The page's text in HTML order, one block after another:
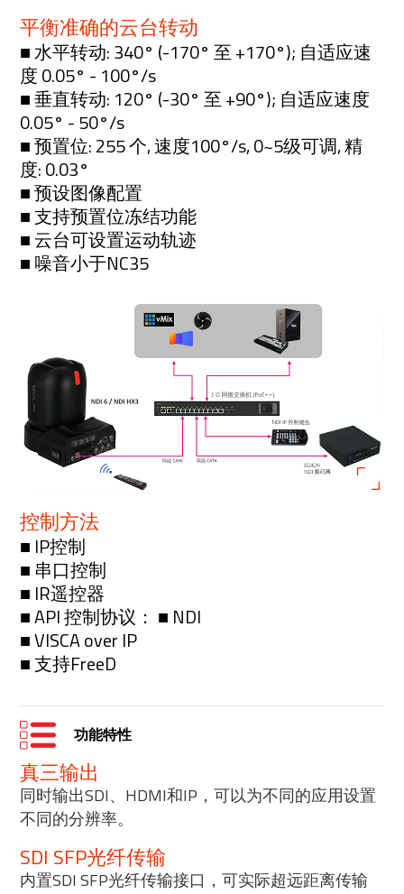
平衡准确的云台转动
■ 水平转动: 340° (-170° 至 +170°); 自适应速
度 0.05° - 100°/s
■ 垂直转动: 120° (-30° 至 +90°); 自适应速度
0.05° - 50°/s
■ 预置位: 255 个, 速度100°/s, 0~5级可调, 精
度: 0.03°
■ 预设图像配置
■ 支持预置位冻结功能
■ 云台可设置运动轨迹
■ 噪音小于NC35
控制方法
■ IP控制
■ 串口控制
■ IR遥控器
■ API 控制协议： ■ NDI
■ VISCA over IP
■ 支持FreeD
功能特性
真三输出
同时输出SDI、HDMI和IP，可以为不同的应用设置
不同的分辨率。
SDI SFP光纤传输
内置SDI SFP光纤传输接口，可实际超远距离传输